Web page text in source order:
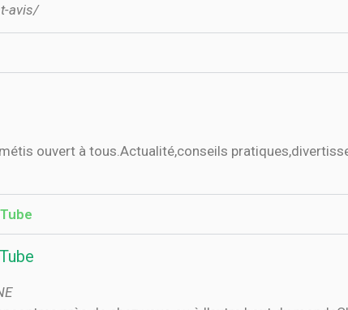
avis/
ouvert à tous.Actualité,conseils